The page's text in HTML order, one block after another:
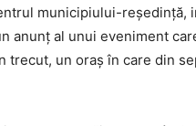
municipiului-reședință,
anunț al unui eveniment
trecut, un oraș în care din